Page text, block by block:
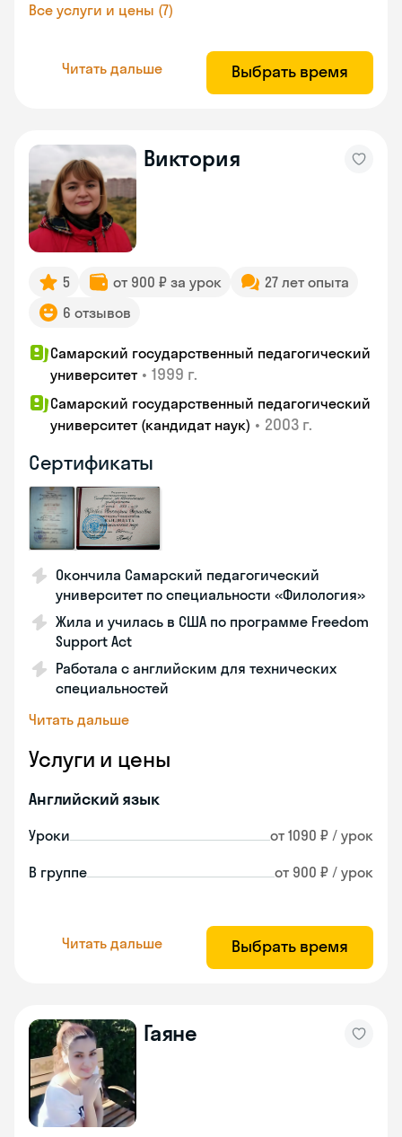
Все услуги и цены (7)
Читать дальше Выбрать время
Виктория
5 от 900 ₽ за урок
27 лет опыта
6 отзывов
Самарский государственный педагогический
университет • 1999 г.
Самарский государственный педагогический
университет (кандидат наук) • 2003 г.
Сертификаты
Окончила Самарский педагогический
университет по специальности «Филология»
Жила и училась в США по программе Freedom
Support Act
Работала с английским для технических
специальностей
Читать дальше
Услуги и цены
Английский язык
Уроки от 1090 ₽ / урок
В группе от 900 ₽ / урок
Читать дальше Выбрать время
Гаяне